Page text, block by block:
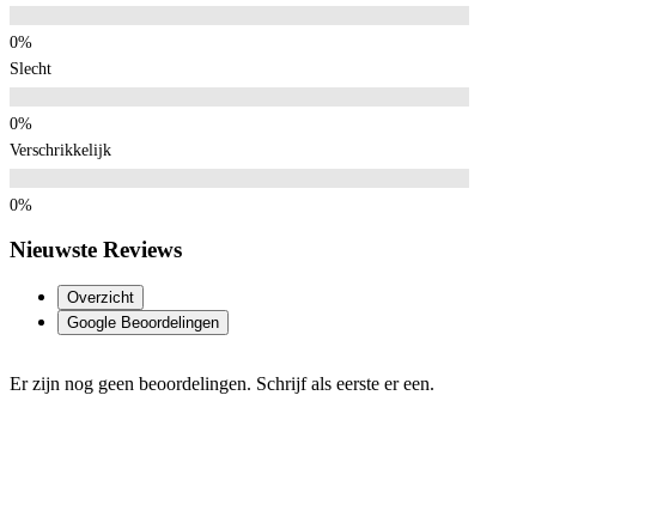
Slecht
Verschrikkelijk
Nieuwste Reviews
Overzicht
Google Beoordelingen
Er zijn nog geen beoordelingen. Schrijf als eerste er een.